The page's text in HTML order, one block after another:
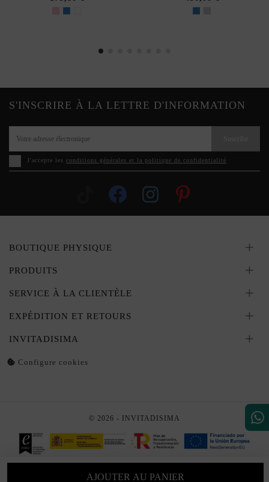
AJOUTER AU PANIER
S'INSCRIRE À LA LETTRE D'INFORMATION
J'accepte les conditions générales et la politique de confidentialité
BOUTIQUE PHYSIQUE
PRODUITS
SERVICE À LA CLIENTÈLE
EXPÉDITION ET RETOURS
INVITADISIMA
Configure cookies
© 2026 - INVITADISIMA